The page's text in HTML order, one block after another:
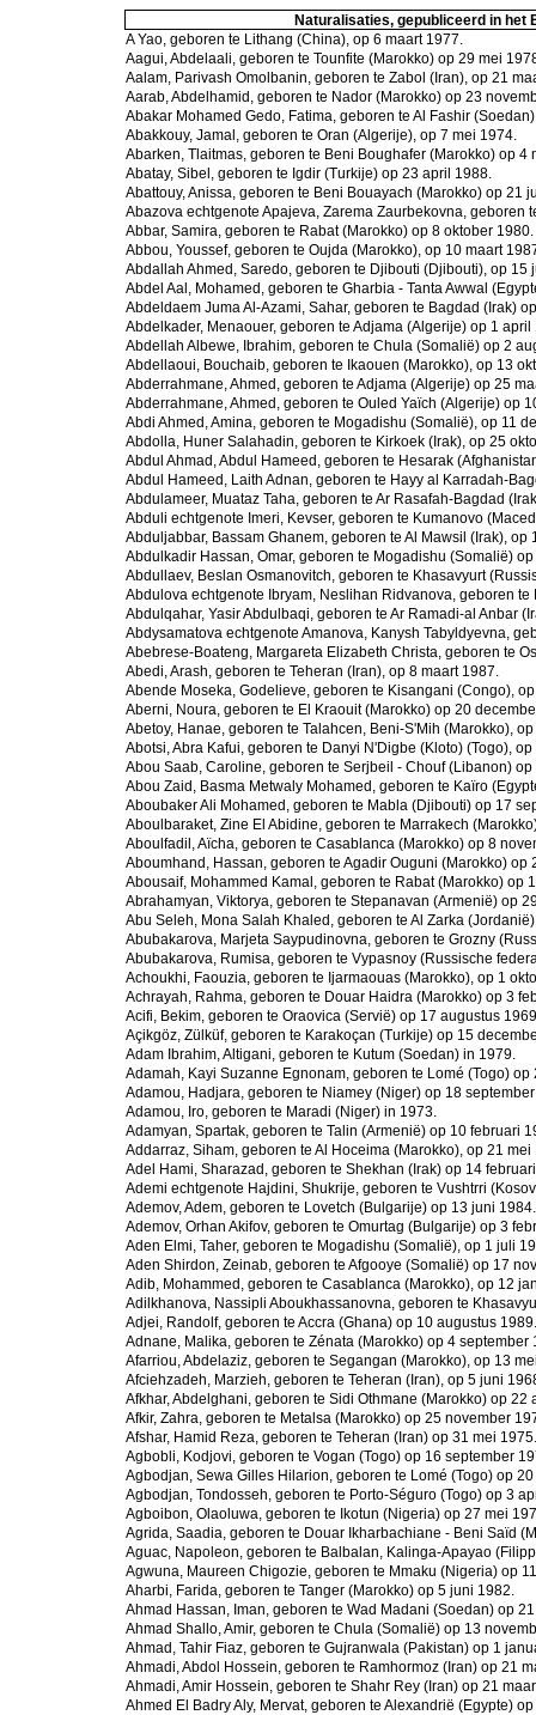
Naturalisaties, gepubliceerd in het
A Yao, geboren te Lithang (China), op 6 maart 1977.
Aagui, Abdelaali, geboren te Tounfite (Marokko) op 29 mei
Aalam, Parivash Omolbanin, geboren te Zabol (Iran), op 21
Aarab, Abdelhamid, geboren te Nador (Marokko) op 23
Abakar Mohamed Gedo, Fatima, geboren te Al Fashir
Abakkouy, Jamal, geboren te Oran (Algerije), op 7 mei 1974.
Abarken, Tlaitmas, geboren te Beni Boughafer (Marokko) op 4
Abatay, Sibel, geboren te Igdir (Turkije) op 23 april 1988.
Abattouy, Anissa, geboren te Beni Bouayach (Marokko) op 21
Abazova echtgenote Apajeva, Zarema Zaurbekovna,
Abbar, Samira, geboren te Rabat (Marokko) op 8 oktober 1980.
Abbou, Youssef, geboren te Oujda (Marokko), op 10 maart
Abdallah Ahmed, Saredo, geboren te Djibouti (Djibouti), op 15
Abdel Aal, Mohamed, geboren te Gharbia - Tanta Awwal
Abdeldaem Juma Al-Azami, Sahar, geboren te Bagdad (Irak)
Abdelkader, Menaouer, geboren te Adjama (Algerije) op 1 april
Abdellah Albewe, Ibrahim, geboren te Chula (Somalië) op 2
Abdellaoui, Bouchaib, geboren te Ikaouen (Marokko), op 13
Abderrahmane, Ahmed, geboren te Adjama (Algerije) op 25
Abderrahmane, Ahmed, geboren te Ouled Yaïch (Algerije) op
Abdi Ahmed, Amina, geboren te Mogadishu (Somalië), op 11
Abdolla, Huner Salahadin, geboren te Kirkoek (Irak), op 25
Abdul Ahmad, Abdul Hameed, geboren te Hesarak
Abdul Hameed, Laith Adnan, geboren te Hayy al Karradah-
Abdulameer, Muataz Taha, geboren te Ar Rasafah-Bagdad
Abduli echtgenote Imeri, Kevser, geboren te Kumanovo
Abduljabbar, Bassam Ghanem, geboren te Al Mawsil (Irak), op
Abdulkadir Hassan, Omar, geboren te Mogadishu (Somalië)
Abdullaev, Beslan Osmanovitch, geboren te Khasavyurt
Abdulova echtgenote Ibryam, Neslihan Ridvanova, geboren
Abdulqahar, Yasir Abdulbaqi, geboren te Ar Ramadi-al Anbar
Abdysamatova echtgenote Amanova, Kanysh Tabyldyevna,
Abebrese-Boateng, Margareta Elizabeth Christa, geboren te
Abedi, Arash, geboren te Teheran (Iran), op 8 maart 1987.
Abende Moseka, Godelieve, geboren te Kisangani (Congo),
Aberni, Noura, geboren te El Kraouit (Marokko) op 20
Abetoy, Hanae, geboren te Talahcen, Beni-S'Mih (Marokko),
Abotsi, Abra Kafui, geboren te Danyi N'Digbe (Kloto) (Togo),
Abou Saab, Caroline, geboren te Serjbeil - Chouf (Libanon)
Abou Zaid, Basma Metwaly Mohamed, geboren te Kaïro
Aboubaker Ali Mohamed, geboren te Mabla (Djibouti) op 17
Aboulbaraket, Zine El Abidine, geboren te Marrakech
Aboulfadil, Aïcha, geboren te Casablanca (Marokko) op 8
Aboumhand, Hassan, geboren te Agadir Ouguni (Marokko) op
Abousaif, Mohammed Kamal, geboren te Rabat (Marokko) op
Abrahamyan, Viktorya, geboren te Stepanavan (Armenië) op
Abu Seleh, Mona Salah Khaled, geboren te Al Zarka
Abubakarova, Marjeta Saypudinovna, geboren te Grozny
Abubakarova, Rumisa, geboren te Vypasnoy (Russische
Achoukhi, Faouzia, geboren te Ijarmaouas (Marokko), op 1
Achrayah, Rahma, geboren te Douar Haidra (Marokko) op 3
Acifi, Bekim, geboren te Oraovica (Servië) op 17 augustus
Açikgöz, Zülküf, geboren te Karakoçan (Turkije) op 15
Adam Ibrahim, Altigani, geboren te Kutum (Soedan) in 1979.
Adamah, Kayi Suzanne Egnonam, geboren te Lomé (Togo) op
Adamou, Hadjara, geboren te Niamey (Niger) op 18
Adamou, Iro, geboren te Maradi (Niger) in 1973.
Adamyan, Spartak, geboren te Talin (Armenië) op 10 februari
Addarraz, Siham, geboren te Al Hoceima (Marokko), op 21 mei
Adel Hami, Sharazad, geboren te Shekhan (Irak) op 14
Ademi echtgenote Hajdini, Shukrije, geboren te Vushtrri
Ademov, Adem, geboren te Lovetch (Bulgarije) op 13 juni 1984.
Ademov, Orhan Akifov, geboren te Omurtag (Bulgarije) op 3
Aden Elmi, Taher, geboren te Mogadishu (Somalië), op 1 juli
Aden Shirdon, Zeinab, geboren te Afgooye (Somalië) op 17
Adib, Mohammed, geboren te Casablanca (Marokko), op 12
Adilkhanova, Nassipli Aboukhassanovna, geboren te
Adjei, Randolf, geboren te Accra (Ghana) op 10 augustus 1989.
Adnane, Malika, geboren te Zénata (Marokko) op 4 september
Afarriou, Abdelaziz, geboren te Segangan (Marokko), op 13
Afciehzadeh, Marzieh, geboren te Teheran (Iran), op 5 juni
Afkhar, Abdelghani, geboren te Sidi Othmane (Marokko) op 22
Afkir, Zahra, geboren te Metalsa (Marokko) op 25 november
Afshar, Hamid Reza, geboren te Teheran (Iran) op 31 mei 1975.
Agbobli, Kodjovi, geboren te Vogan (Togo) op 16 september
Agbodjan, Sewa Gilles Hilarion, geboren te Lomé (Togo) op
Agbodjan, Tondosseh, geboren te Porto-Séguro (Togo) op 3
Agboibon, Olaoluwa, geboren te Ikotun (Nigeria) op 27 mei
Agrida, Saadia, geboren te Douar Ikharbachiane - Beni Saïd
Aguac, Napoleon, geboren te Balbalan, Kalinga-Apayao
Agwuna, Maureen Chigozie, geboren te Mmaku (Nigeria) op
Aharbi, Farida, geboren te Tanger (Marokko) op 5 juni 1982.
Ahmad Hassan, Iman, geboren te Wad Madani (Soedan) op
Ahmad Shallo, Amir, geboren te Chula (Somalië) op 13
Ahmad, Tahir Fiaz, geboren te Gujranwala (Pakistan) op 1
Ahmadi, Abdol Hossein, geboren te Ramhormoz (Iran) op 21
Ahmadi, Amir Hossein, geboren te Shahr Rey (Iran) op 21
Ahmed El Badry Aly, Mervat, geboren te Alexandrië (Egypte)